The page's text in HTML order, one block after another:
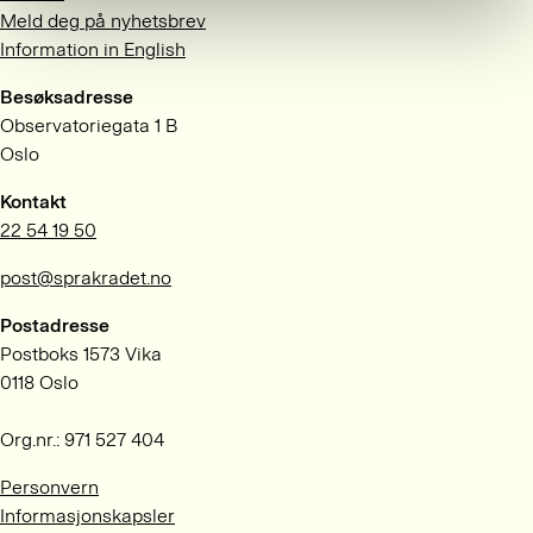
Meld deg på nyhetsbrev
Information in English
Besøksadresse
Observatoriegata 1 B
Oslo
Kontakt
22 54 19 50
post@sprakradet.no
Postadresse
Postboks 1573 Vika
0118 Oslo
Org.nr.: 971 527 404
Personvern
Informasjonskapsler